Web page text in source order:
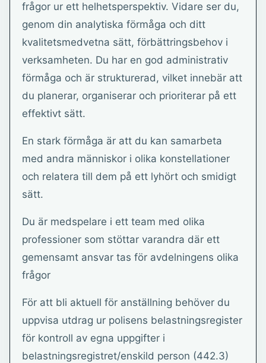
frågor ur ett helhetsperspektiv. Vidare ser du,
genom din analytiska förmåga och ditt
kvalitetsmedvetna sätt, förbättringsbehov i
verksamheten. Du har en god administrativ
förmåga och är strukturerad, vilket innebär att
du planerar, organiserar och prioriterar på ett
effektivt sätt.
En stark förmåga är att du kan samarbeta
med andra människor i olika konstellationer
och relatera till dem på ett lyhört och smidigt
sätt.
Du är medspelare i ett team med olika
professioner som stöttar varandra där ett
gemensamt ansvar tas för avdelningens olika
frågor
För att bli aktuell för anställning behöver du
uppvisa utdrag ur polisens belastningsregister
för kontroll av egna uppgifter i
belastningsregistret/enskild person (442.3)